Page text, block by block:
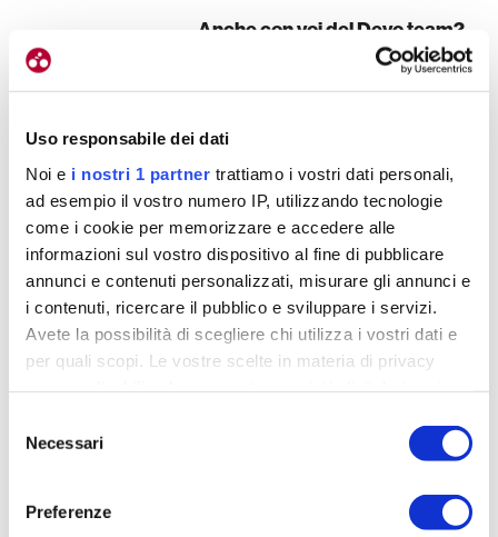
Uso responsabile dei dati
Noi e i nostri 1 partner trattiamo i vostri dati personali,
ad esempio il vostro numero IP, utilizzando tecnologie
come i cookie per memorizzare e accedere alle
informazioni sul vostro dispositivo al fine di pubblicare
annunci e contenuti personalizzati, misurare gli annunci e
i contenuti, ricercare il pubblico e sviluppare i servizi.
Avete la possibilità di scegliere chi utilizza i vostri dati e
per quali scopi. Le vostre scelte in materia di privacy
revocare il proprio consenso in qualsiasi momento dalla
Dichiarazione sui cookie o facendo clic sull'icona di
delNecessari
Preferenze
Anche con voi del Devo team?
Direi di sì, perché alla fine i tecnici sono gli stessi
che lavorano con i pro’.Abbiamo gli stessi
preparatori, gli stessi massaggiatori, meccanici,
sovente corriamo insieme. Io quest’anno ho fatto
due corse con loro.
Vuoi ricordarci quali?
Due corse al Nord: una in Olanda a marzo e una a
giugno in Belgio.
Come la giudichi sin qui?
squadra abbiamo vinto in Croazia all’inizio dell’anno